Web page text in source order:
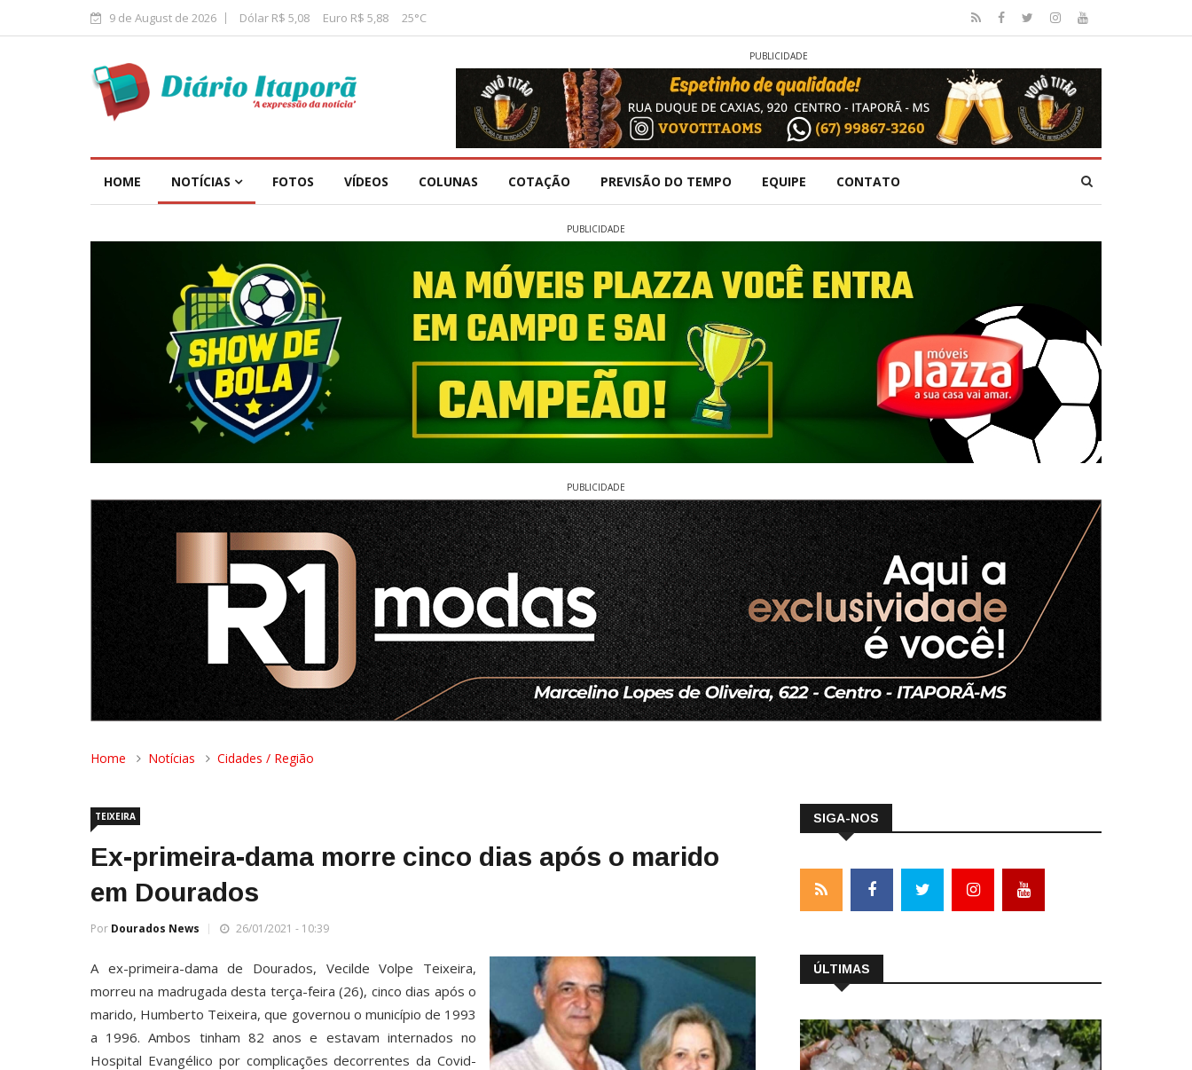
9 de August de 2026 Dólar R$ 5,08 Euro R$ 5,88 25°C
PUBLICIDADE
HOME NOTÍCIAS FOTOS VÍDEOS COLUNAS COTAÇÃO PREVISÃO DO TEMPO EQUIPE CONTATO
PUBLICIDADE
PUBLICIDADE
Home Notícias Cidades / Região
TEIXEIRA
Ex-primeira-dama morre cinco dias após o marido
em Dourados
Por Dourados News 26/01/2021 - 10:39
A ex-primeira-dama de Dourados, Vecilde Volpe Teixeira,
morreu na madrugada desta terça-feira (26), cinco dias após o
marido, Humberto Teixeira, que governou o município de 1993
a 1996. Ambos tinham 82 anos e estavam internados no
Hospital Evangélico por complicações decorrentes da Covid-
SIGA-NOS
ÚLTIMAS